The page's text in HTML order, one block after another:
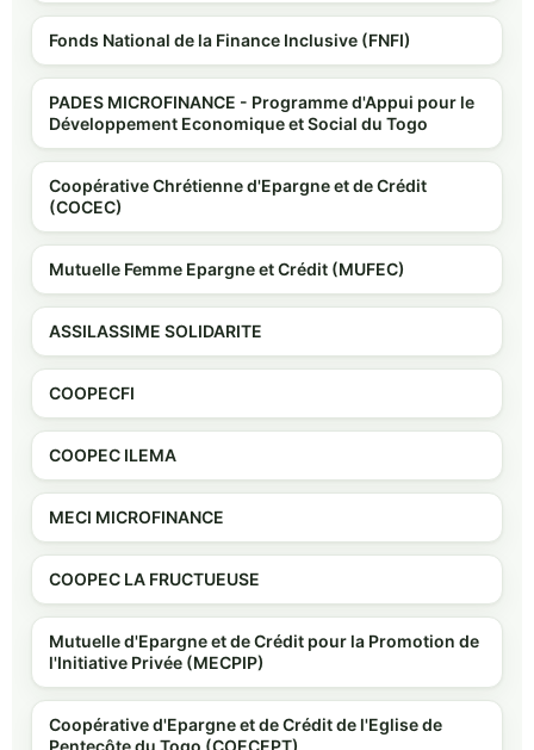
Fonds National de la Finance Inclusive (FNFI)
PADES MICROFINANCE - Programme d'Appui pour le
Développement Economique et Social du Togo
Coopérative Chrétienne d'Epargne et de Crédit
(COCEC)
Mutuelle Femme Epargne et Crédit (MUFEC)
ASSILASSIME SOLIDARITE
COOPECFI
COOPEC ILEMA
MECI MICROFINANCE
COOPEC LA FRUCTUEUSE
Mutuelle d'Epargne et de Crédit pour la Promotion de
l'Initiative Privée (MECPIP)
Coopérative d'Epargne et de Crédit de l'Eglise de
Pentecôte du Togo (COECEPT)